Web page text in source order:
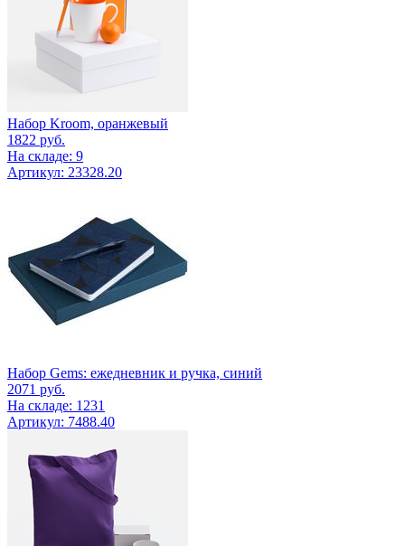
Набор Kroom, оранжевый
1822 руб.
На складе: 9
Артикул: 23328.20
Набор Gems: ежедневник и ручка, синий
2071 руб.
На складе: 1231
Артикул: 7488.40